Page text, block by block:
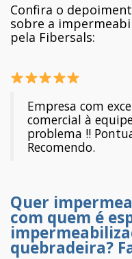
Confira o
sobre a
pela Fibersals:
Empresa com
comercial à
problema !!
Recomendo.
Quer
com quem é
quebradeira?